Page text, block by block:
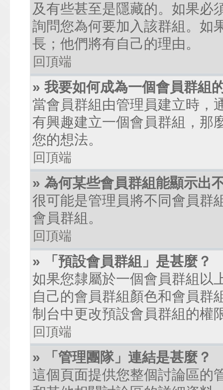
及有些甚至是隱藏的。如果必
詢問您為何要加入該群組。如
長；他們將有自己的理由。
回頂端
» 我要如何成為一個會員群組
當會員群組由管理員建立時，
有興趣建立一個會員群組，那
您的想法。
回頂端
» 為何某些會員群組能顯示出
很可能是管理員將不同會員群
會員群組。
回頂端
» 「預設會員群組」是甚麼？
如果您隸屬於一個會員群組以
自己的會員群組顏色和會員群
制台中更改預設會員群組的權
回頂端
» 「管理團隊」連結是甚麼？
這個頁面提供您整個討論區的